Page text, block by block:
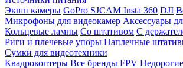
Экшн камеры GoPro SJCAM Insta 360 DJI
Микрофоны для видеокамер Аксессуары
Кольцевые лампы Со штативом C
Риги и плечевые упоры Наплечные
Сумки для видеотехники
Квадрокоптеры Все бренды FPV Недорогие